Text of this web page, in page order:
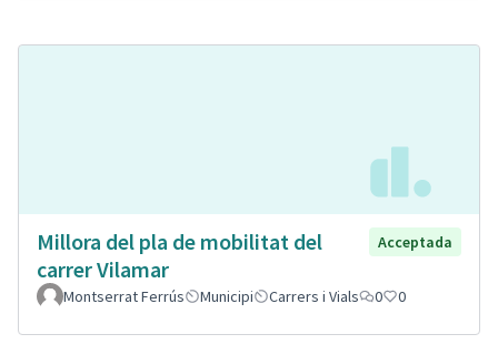
Millora del pla de mobilitat del
carrer Vilamar
Acceptada
Montserrat Ferrús Municipi Carrers i Vials 0 0